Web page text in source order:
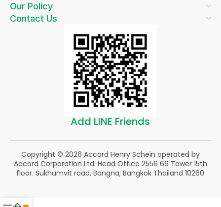
Our Policy
Contact Us
Add LINE Friends
Copyright © 2026 Accord Henry Schein operated by
Accord Corporation Ltd. Head Office 2556 66 Tower 15th
floor. Sukhumvit road, Bangna, Bangkok Thailand 10260